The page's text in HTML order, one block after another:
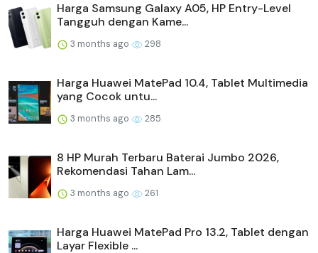
Harga Samsung Galaxy A05, HP Entry-Level
Tangguh dengan Kame...
3 months ago 298
Harga Huawei MatePad 10.4, Tablet Multimedia
yang Cocok untu...
3 months ago 285
8 HP Murah Terbaru Baterai Jumbo 2026,
Rekomendasi Tahan Lam...
3 months ago 261
Harga Huawei MatePad Pro 13.2, Tablet dengan
Layar Flexible ...